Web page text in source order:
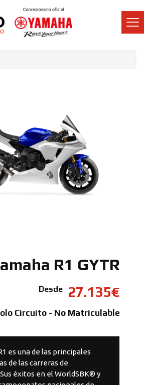
R1 GYTR
Desde 27.135€
Circuito - No Matriculable
es una de las principales
de las carreras de
éxitos en el WorldSBK® y